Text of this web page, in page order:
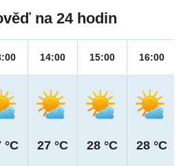
na 24 hodin
°C
14:00
27 °C
15:00
28 °C
16:00
28 °C